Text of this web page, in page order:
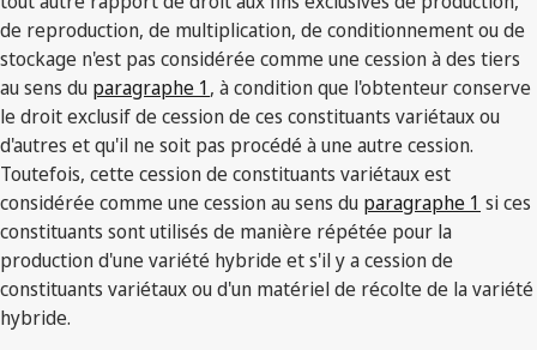
de reproduction, de multiplication, de conditionnement ou de
stockage n'est pas considérée comme une cession à des tiers
au sens du paragraphe 1, à condition que l'obtenteur conserve
le droit exclusif de cession de ces constituants variétaux ou
d'autres et qu'il ne soit pas procédé à une autre cession.
Toutefois, cette cession de constituants variétaux est
considérée comme une cession au sens du paragraphe 1 si ces
constituants sont utilisés de manière répétée pour la
production d'une variété hybride et s'il y a cession de
constituants variétaux ou d'un matériel de récolte de la variété
hybride.